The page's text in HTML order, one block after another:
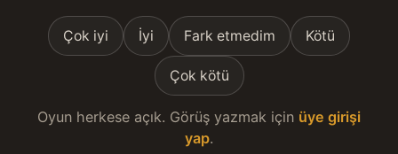
Çok iyi İyi Fark etmedim Kötü
Çok kötü
Oyun herkese açık. Görüş yazmak için üye girişi
yap.